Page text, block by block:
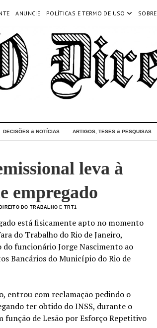
ANUNCIE POLÍTICAS E TERMO DE USO SOBRE
DECISÕES & NOTÍCIAS ARTIGOS, TESES & PESQUISAS
leva à
empregado
DIREITO DO TRABALHO E TRT1
está fisicamente apto no momento
do Trabalho do Rio de Janeiro,
funcionário Jorge Nascimento ao
Bancários do Município do Rio de
entrou com reclamação pedindo o
ter obtido do INSS, durante o
de Lesão por Esforço Repetitivo